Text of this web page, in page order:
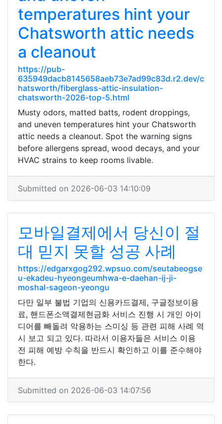
temperatures hint your
Chatsworth attic needs
a cleanout
https://pub-
635949dacb8145658aeb73e7ad99c83d.r2.dev/c
hatsworth/fiberglass-attic-insulation-
chatsworth-2026-top-5.html
Musty odors, matted batts, rodent droppings,
and uneven temperatures hint your Chatsworth
attic needs a cleanout. Spot the warning signs
before allergens spread, wood decays, and your
HVAC strains to keep rooms livable.
Submitted on 2026-06-03 14:10:09
모바일결제에서 당신이 절
대 믿지 못할 성공 사례
https://edgarxgog292.wpsuo.com/seutabeogse
u-ekadeu-hyeongeumhwa-e-daehan-ij-ji-
moshal-sageon-yeongu
다만 일부 불법 기업의 신용카드결제, 구글정보이용
료, 핸드폰소액결제현금화 서비스 진행 시 개인 아이
디어를 빼돌려 악용하는 스미싱 등 관련 피해 사례 역
시 보고 되고 있다. 따라서 이용자들은 서비스 이용
전 피해 예방 수칙을 반드시 확인하고 이를 준수해야
한다.
Submitted on 2026-06-03 14:07:56